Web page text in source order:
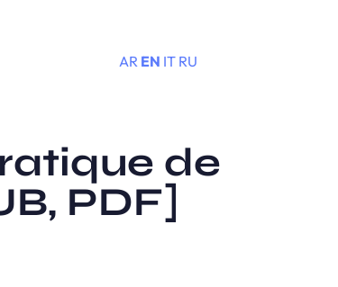
AR EN IT RU
de
PDF]